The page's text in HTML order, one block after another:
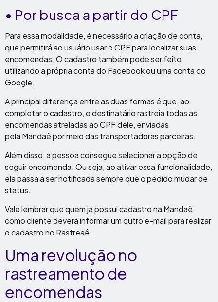
• Por busca a partir do CPF
Para essa modalidade, é necessário a criação de conta,
que permitirá ao usuário usar o CPF para localizar suas
encomendas. O cadastro também pode ser feito
utilizando a própria conta do Facebook ou uma conta do
Google.
A principal diferença entre as duas formas é que, ao
completar o cadastro, o destinatário rastreia todas as
encomendas atreladas ao CPF dele, enviadas
pela Mandaê por meio das transportadoras parceiras.
Além disso, a pessoa consegue selecionar a opção de
seguir encomenda. Ou seja, ao ativar essa funcionalidade,
ela passa a ser notificada sempre que o pedido mudar de
status.
Vale lembrar que quem já possui cadastro na Mandaê
como cliente deverá informar um outro e-mail para realizar
o cadastro no Rastreaê.
Uma revolução no
rastreamento de
encomendas